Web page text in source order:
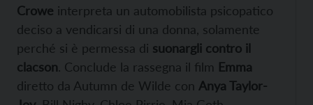
Crowe interpreta un automobilista psicopatico
deciso a vendicarsi di una donna, solamente
perché si è permessa di suonargli contro il
clacson. Conclude la rassegna il film Emma
diretto da Autumn de Wilde con Anya Taylor-